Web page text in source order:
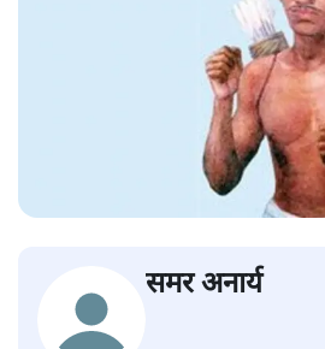
समर अनार्य